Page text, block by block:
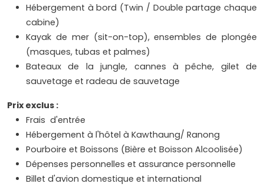
Hébergement à bord (Twin / Double partage chaque
cabine)
Kayak de mer (sit-on-top), ensembles de plongée
(masques, tubas et palmes)
Bateaux de la jungle, cannes à pêche, gilet de
sauvetage et radeau de sauvetage
Prix exclus :
Frais d'entrée
Hébergement à l'hôtel à Kawthaung/ Ranong
Pourboire et Boissons (Bière et Boisson Alcoolisée)
Dépenses personnelles et assurance personnelle
Billet d'avion domestique et international